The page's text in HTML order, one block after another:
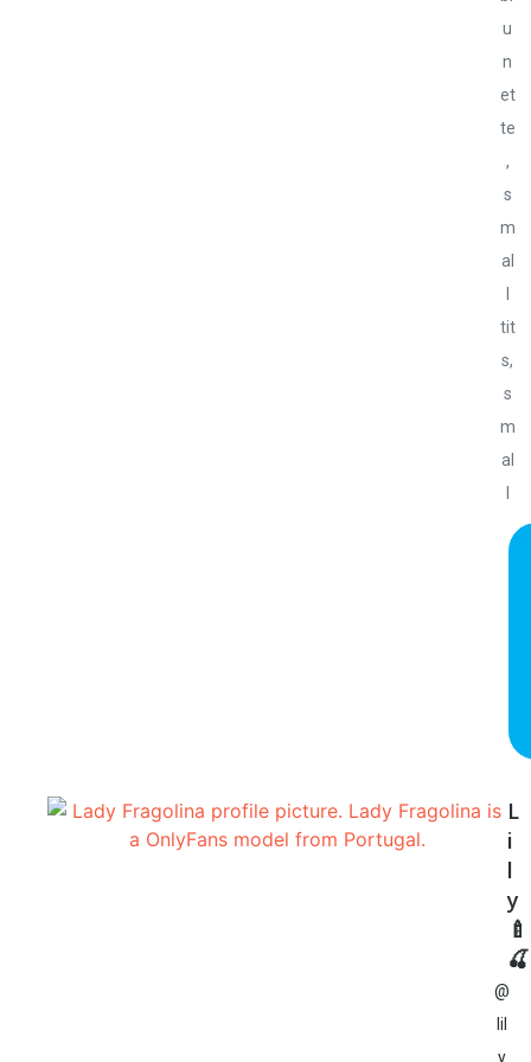
u
n
et
te
,
s
m
al
tit
s,
s
m
al
L
i
l
y
🍼
🍒
@
lil
y